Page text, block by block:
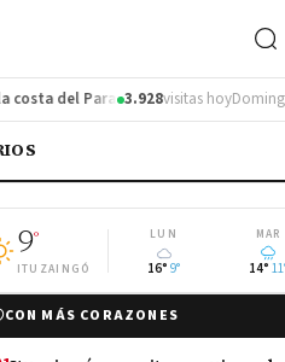
del Paraná Detuvieron a un
3.928visitas hoy
9°
ITUZAINGÓ
LUN
16° 9°
MAR
14°
CON MÁS CORAZONES